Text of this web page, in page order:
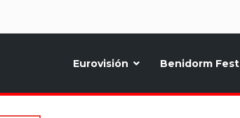
Eurovisión Benidorm Fest